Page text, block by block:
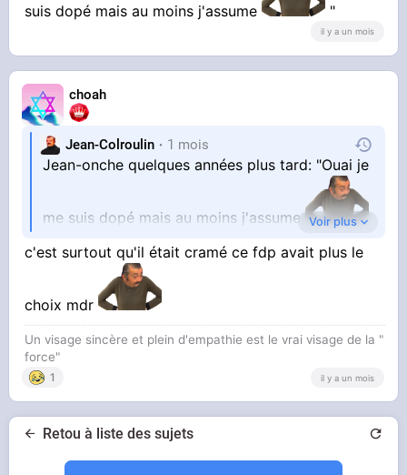
nofake hein
suis dopé mais au moins j'assume "
il y a un mois
choah
Jean-Colroulin 1 mois
Jean-onche quelques années plus tard: "Ouai je
me suis dopé mais au moins j'assume Voir plus
c'est surtout qu'il était cramé ce fdp avait plus le
choix mdr
Un visage sincère et plein d'empathie est le vrai visage de la "
force"
1 il y a un mois
Retou à liste des sujets